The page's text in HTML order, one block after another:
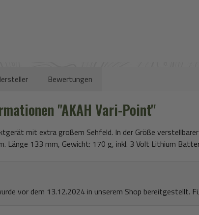
Bewertungen
"AKAH Vari-Point"
mit extra großem Sehfeld. In der Größe
Länge 133 mm, Gewicht: 170 g, inkl. 3 Volt Lithium
vor dem 13.12.2024 in unserem Shop bereitgestellt.